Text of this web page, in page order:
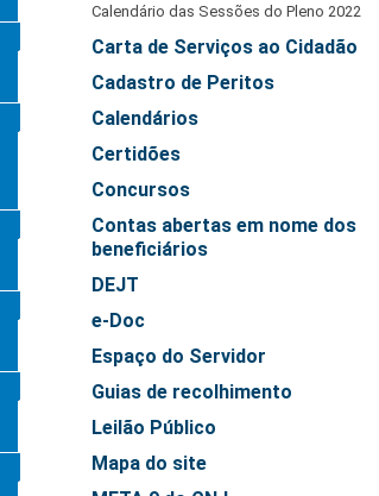
Calendário das Sessões do Pleno 2022
Carta de Serviços ao Cidadão
Cadastro de Peritos
Calendários
Certidões
Concursos
Contas abertas em nome dos
beneficiários
DEJT
e-Doc
Espaço do Servidor
Guias de recolhimento
Leilão Público
Mapa do site